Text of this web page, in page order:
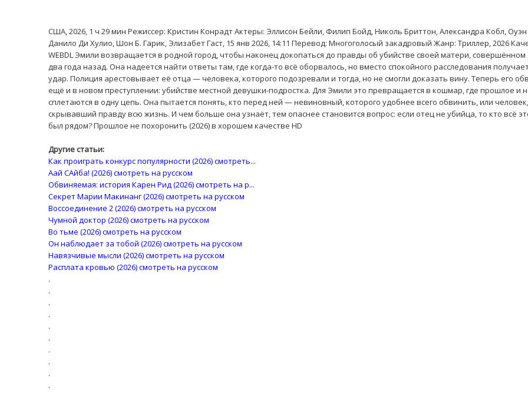
США, 2026, 1 ч 29 мин Режиссер: Кристин Конрадт Актеры: Эллисон Бейли, Филип Бойд, Николь Бриттон, Александра Кобл,
Данило Ди Хулио, Шон Б. Гарик, Элизабет Гаст, 15 янв 2026, 14:11 Перевод: Многоголосый закадровый Жанр: Триллер, 2026
WEBDL Эмили возвращается в родной город, чтобы наконец докопаться до правды об убийстве своей матери,
два года назад. Она надеется найти ответы там, где когда-то всё оборвалось, но вместо спокойного расследования
удар. Полиция арестовывает её отца — человека, которого подозревали и тогда, но не смогли доказать вину. Теперь его
ещё и в новом преступлении: убийстве местной девушки-подростка. Для Эмили это превращается в кошмар, где прошлое и
сплетаются в одну цепь. Она пытается понять, кто перед ней — невиновный, которого удобнее всего обвинить, или человек,
скрывавший правду всю жизнь. И чем больше она узнаёт, тем опаснее становится вопрос: если отец не убийца, то кто всё
был рядом? Прошлое не похоронить (2026) в хорошем качестве HD
Другие статьи:
Как проиграть конкурс популярности (2026) смотреть...
Аай САйба! (2026) смотреть на русском
Обвиняемая: история Карен Рид (2026) смотреть на р...
Секрет Марии Макинанг (2026) смотреть на русском
Воссоединение 2 (2026) смотреть на русском
Чумной доктор (2026) смотреть на русском
Во тьме (2026) смотреть на русском
Он наблюдает за тобой (2026) смотреть на русском
Навязчивые мысли (2026) смотреть на русском
Расплата кровью (2026) смотреть на русском
.
.
.
.
.
.
.
.
.
.